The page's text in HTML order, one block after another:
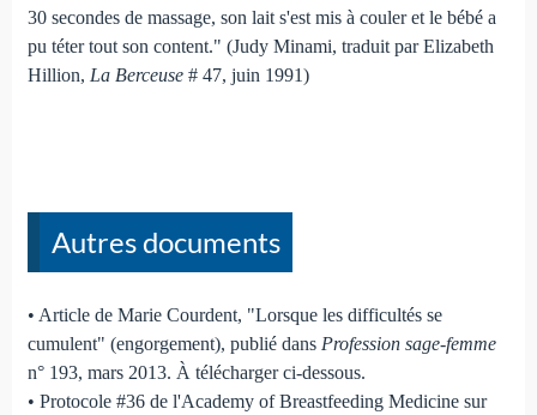
30 secondes de massage, son lait s'est mis à couler et le bébé a
pu téter tout son content." (Judy Minami, traduit par Elizabeth
Hillion, La Berceuse# 47, juin 1991)
Autres documents
• Article de Marie Courdent, "Lorsque les difficultés se
cumulent" (engorgement), publié dans Profession sage-femme
n° 193, mars 2013. À télécharger ci-dessous.
• Protocole #36 de l'Academy of Breastfeeding Medicine sur